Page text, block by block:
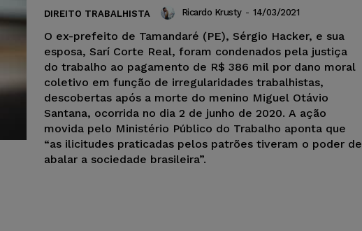
DIREITO TRABALHISTA Ricardo Krusty - 14/03/2021
O ex-prefeito de Tamandaré (PE), Sérgio Hacker, e sua
esposa, Sarí Corte Real, foram condenados pela justiça
do trabalho ao pagamento de R$ 386 mil por dano moral
coletivo em função de irregularidades trabalhistas,
descobertas após a morte do menino Miguel Otávio
Santana, ocorrida no dia 2 de junho de 2020. A ação
movida pelo Ministério Público do Trabalho aponta que
“as ilicitudes praticadas pelos patrões tiveram o poder de
abalar a sociedade brasileira”.